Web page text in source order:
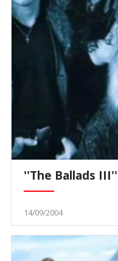
''The Ballads
14/09/2004